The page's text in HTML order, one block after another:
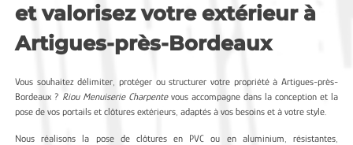
et valorisez votre extérieur à
Artigues-près-Bordeaux
Vous souhaitez délimiter, protéger ou structurer votre propriété à Artigues-près-
Bordeaux ? Riou Menuiserie Charpentevous accompagne dans la conception et la
pose de vos portails et clôtures extérieurs, adaptés à vos besoins et à votre style.
Nous réalisons la pose de clôtures en PVC ou en aluminium, résistantes,